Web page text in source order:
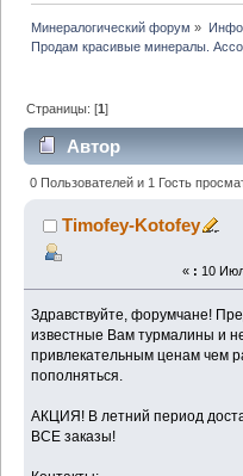
Минералогический форум »
Продам красивые минералы.
Страницы: [1]
Автор
минералы.
1407 раз)
0 Пользователей и 1 Гость
Timofey-Kotofey
« : 10
Здравствуйте, форумчане!
известные Вам турмалины и
привлекательным ценам чем
пополняться.
АКЦИЯ! В летний период
ВСЕ заказы!